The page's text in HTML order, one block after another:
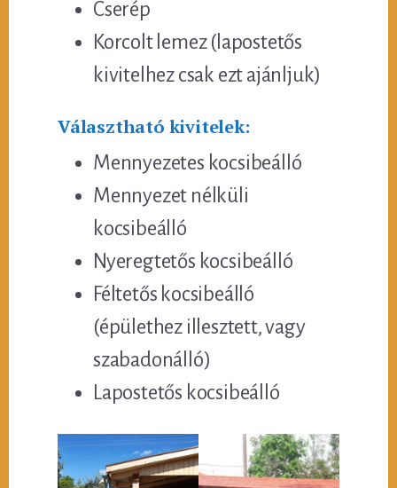
Cserép
Korcolt lemez (lapostetős
kivitelhez csak ezt ajánljuk)
Választható kivitelek:
Mennyezetes kocsibeálló
Mennyezet nélküli
kocsibeálló
Nyeregtetős kocsibeálló
Féltetős kocsibeálló
(épülethez illesztett, vagy
szabadonálló)
Lapostetős kocsibeálló